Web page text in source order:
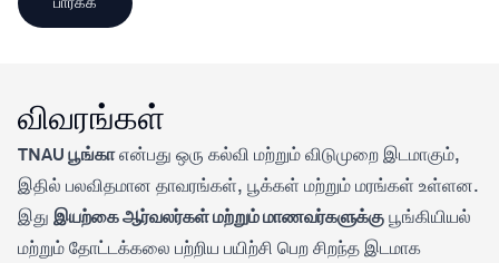
விவரங்கள்
TNAU பூங்காஎன்பது ஒரு கல்வி மற்றும் விடுமுறை இடமாகும்,
இதில் பலவிதமான தாவரங்கள், பூக்கள் மற்றும் மரங்கள் உள்ளன.
இது இயற்கை ஆர்வலர்கள் மற்றும் மாணவர்களுக்கு பூங்கியியல்
மற்றும் தோட்டக்கலை பற்றிய பயிற்சி பெற சிறந்த இடமாக